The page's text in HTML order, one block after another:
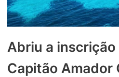
Abriu a
Capitão Amador